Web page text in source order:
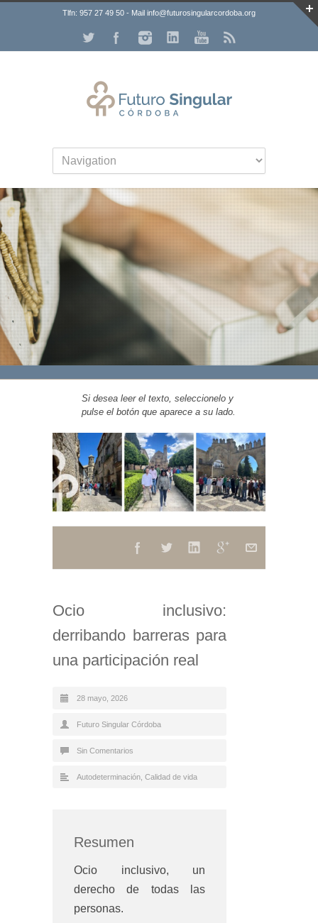
Tlfn: 957 27 49 50 - Mail info@futurosingularcordoba.org
Si desea leer el texto, seleccionelo y
pulse el botón que aparece a su lado.
Ocio inclusivo:
derribando barreras para
una participación real
28 mayo, 2026
Futuro Singular Córdoba
Sin Comentarios
Autodeterminación Calidad de vida
Resumen
Ocio inclusivo, un
derecho de todas las
personas.